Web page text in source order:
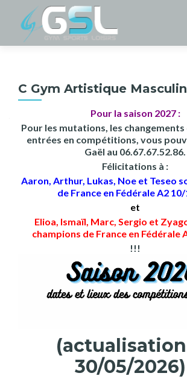
C Gym Artistique
Pour la saison 2027 :
Pour les mutations, les changements
entrées en compétitions, vous
Gaël au 06.67.67.52.86.
Félicitations à :
Aaron, Arthur, Lukas, Noe et Teseo
de France en Fédérale A2 10/
et
Elioa, Ismaïl, Marc, Sergio et
champions de France en Fédérale
!!!
30/05/